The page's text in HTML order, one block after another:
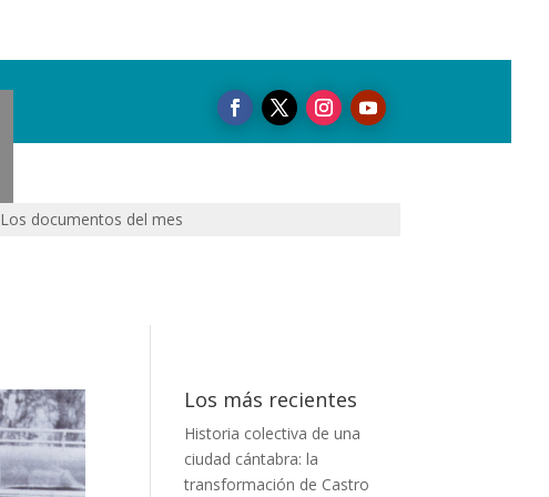
Los documentos del mes
Los más recientes
Historia colectiva de una
ciudad cántabra: la
transformación de Castro